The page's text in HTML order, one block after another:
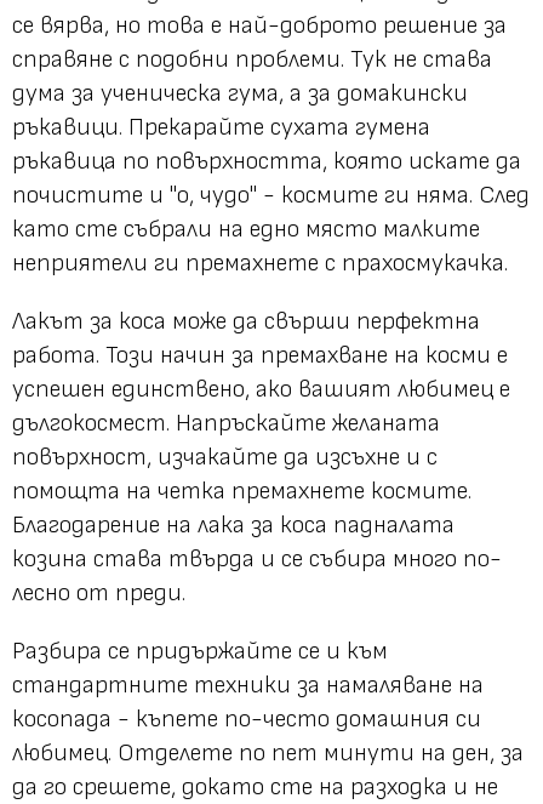
се вярва, но това е най-доброто решение за
справяне с подобни проблеми. Тук не става
дума за ученическа гума, а за домакински
ръкавици. Прекарайте сухата гумена
ръкавица по повърхността, която искате да
почистите и "о, чудо" - космите ги няма. След
като сте събрали на едно място малките
неприятели ги премахнете с прахосмукачка.
Лакът за коса може да свърши перфектна
работа. Този начин за премахване на косми е
успешен единствено, ако вашият любимец е
дългокосмест. Напръскайте желаната
повърхност, изчакайте да изсъхне и с
помощта на четка премахнете космите.
Благодарение на лака за коса падналата
козина става твърда и се събира много по-
лесно от преди.
Разбира се придържайте се и към
стандартните техники за намаляване на
косопада - къпете по-често домашния си
любимец. Отделете по пет минути на ден, за
да го срешете, докато сте на разходка и не